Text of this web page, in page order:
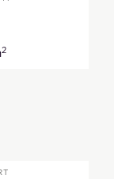
Quadratmeter
2133,21